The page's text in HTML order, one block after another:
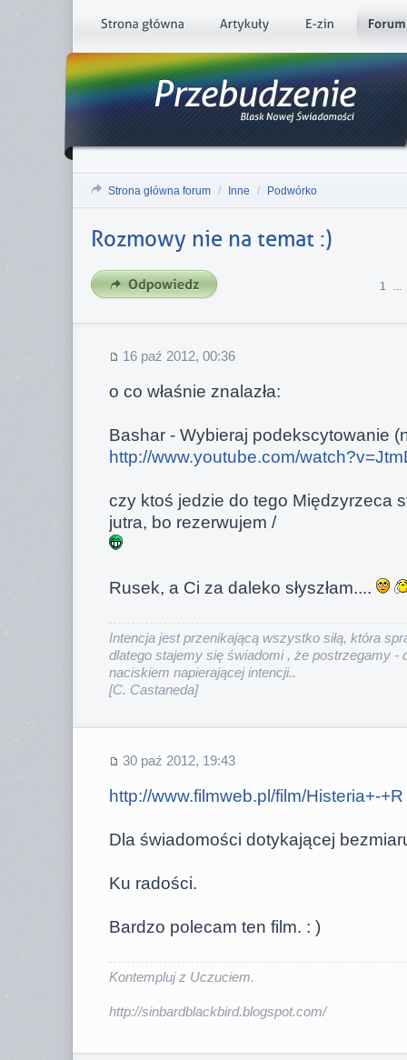
Strona główna forum / Inne / Podwórko
Rozmowy nie na temat :)
1 ...
16 paź 2012, 00:36
o co właśnie znalazła:
Bashar - Wybieraj podekscytowanie
http://www.youtube.com/
czy ktoś jedzie do tego Międzyrzeca
jutra, bo rezerwujem /
Rusek, a Ci za daleko słyszłam....
Intencja jest przenikającą wszystko siłą, która
dlatego stajemy się świadomi , że postrzegamy -
naciskiem napierającej intencji..
[C. Castaneda]
30 paź 2012, 19:43
http://www.filmweb.pl/film/Histeria+-
Dla świadomości dotykającej
Ku radości.
Bardzo polecam ten film. : )
Kontempluj z Uczuciem.
http://sinbardblackbird.blogspot.com/